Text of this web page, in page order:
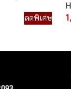
ลดพิเศษ